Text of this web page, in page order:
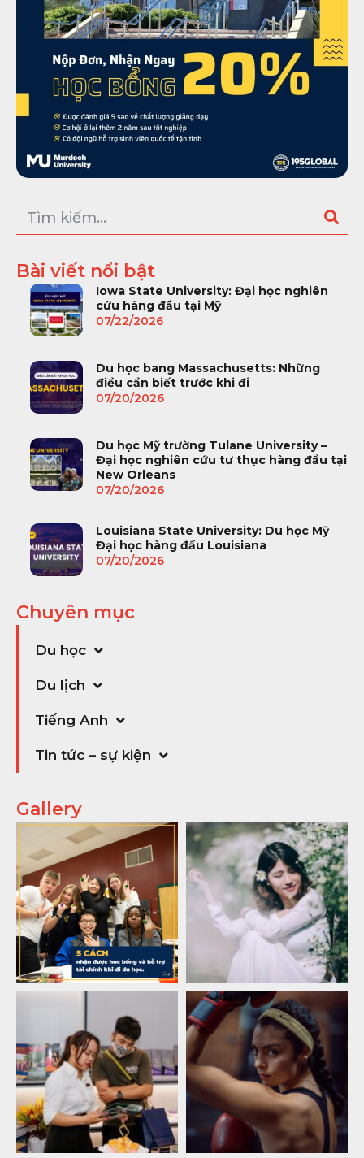
Bài viết nổi bật
Iowa State University: Đại học nghiên
cứu hàng đầu tại Mỹ
07/22/2026
Du học bang Massachusetts: Những
điều cần biết trước khi đi
07/20/2026
Du học Mỹ trường Tulane University –
Đại học nghiên cứu tư thục hàng đầu tại
New Orleans
07/20/2026
Louisiana State University: Du học Mỹ
Đại học hàng đầu Louisiana
07/20/2026
Chuyên mục
Du học
Du lịch
Tiếng Anh
Tin tức – sự kiện
Gallery